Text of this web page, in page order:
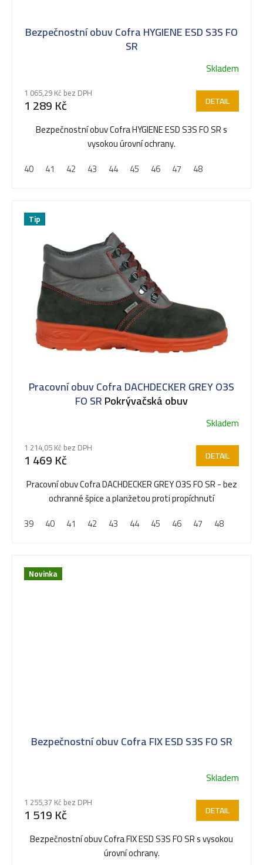
Bezpečnostní obuv Cofra HYGIENE ESD S3S FO
SR
Skladem
1 065,29 Kč bez DPH
1 289 Kč DETAIL
Bezpečnostní obuv Cofra HYGIENE ESD S3S FO SR s
vysokou úrovní ochrany.
40
41 42 43 44 45 46 47 48
Tip
Pracovní obuv Cofra DACHDECKER GREY O3S
FO SRPokrývačská obuv
Skladem
1 214,05 Kč bez DPH
1 469 Kč DETAIL
Pracovní obuv Cofra DACHDECKER GREY O3S FO SR - bez
ochranné špice a planžetou proti propíchnutí
39
40 41 42 43 44 45 46 47 48
Novinka
Bezpečnostní obuv Cofra FIX ESD S3S FO SR
Skladem
1 255,37 Kč bez DPH
1 519 Kč DETAIL
Bezpečnostní obuv Cofra FIX ESD S3S FO SR s vysokou
úrovní ochrany.